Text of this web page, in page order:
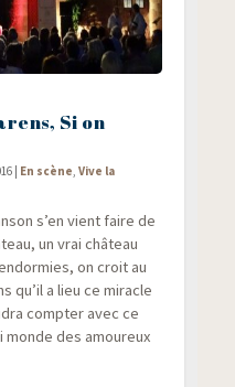
Si on
En scène,Vive la
s’en vient faire de
un vrai châ­teau
on croit au
qu’il a lieu ce miracle
comp­ter avec ce
des amou­reux